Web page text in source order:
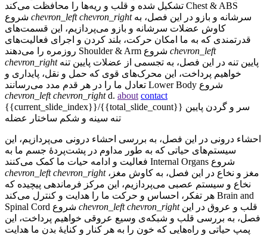
تشکیل شده و قلب و ریه‌ها را محافظت می‌کند Chest & ABS
شروع chevron_left chevron_right سرشانه و بازو در این فصل، به
کاوش عضلات سرشانه و بازو می‌پردازیم، این قسمت‌های
قدرتمندی که به ما امکان حرکت، بلند کردن و اجرای فعالیت‌های
روزمره را می‌دهند Shoulder & Arm شروع chevron_left
chevron_right
پایین تنه در این فصل، به تجسمی از عضلات پایین تنه
خواهیم پرداخت، این محرک‌های قوی که حمل و نقل، پایداری و
تعادل ما را در هر قدم مدد می‌رسانند Lower Body شروع
chevron_left chevron_right d. about contact
{{current_slide_index}}/{{total_slide_count}}
سر و گردن پایین
تنه سینه و شکم ساختار عضله
احشاء درونی در این فصل، به بررسی احشاء درونی می‌پردازیم، این
سیستم‌های حیاتی که به طور مداوم در پشت‌پردهٔ جسم ما به
فعالیت و ادامه حیات ما کمک می‌کنند Internal Organs شروع
chevron_left chevron_right مغز و نخاع در این فصل، به کاوش مغز،
نخاع و سیستم عصبی می‌پردازیم، این مرکز فرماندهی پیچیده که
هر تفکر، احساس و حرکت ما را هدایت و کنترل می‌کند Brain and
Spinal Cord شروع chevron_left chevron_right قلب و عروق در این
فصل، به بررسی قلب و شبکه‌ی وسیع عروقی خواهیم پرداخت، این
پمپ حیاتی و راه‌هایی که خون را به هر کنار و کنایهٔ بدن ما هدایت